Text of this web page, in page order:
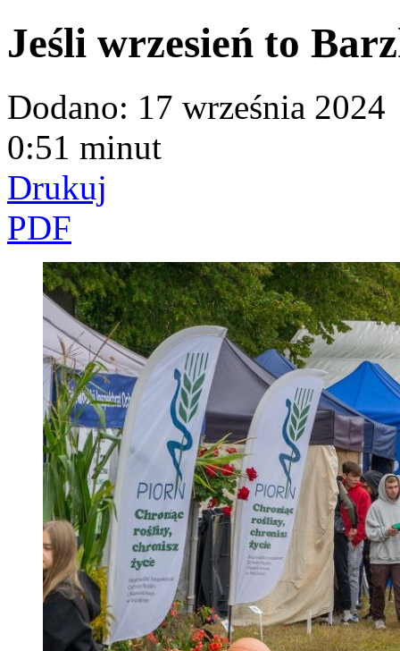
Jeśli wrzesień to
Dodano: 17 września 2024
0:51 minut
Drukuj
PDF